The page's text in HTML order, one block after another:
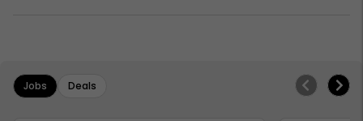
Jobs Deals